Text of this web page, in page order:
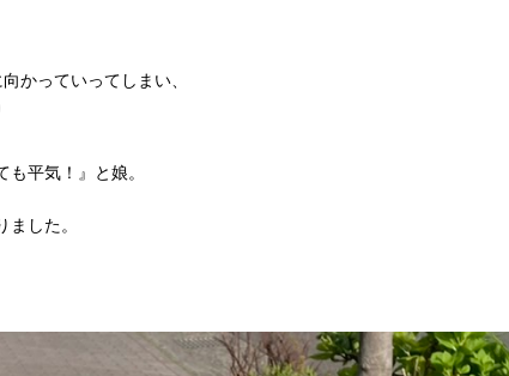
かっていってしまい、
平気！』と娘。
した。